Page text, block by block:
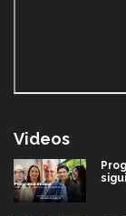
Videos